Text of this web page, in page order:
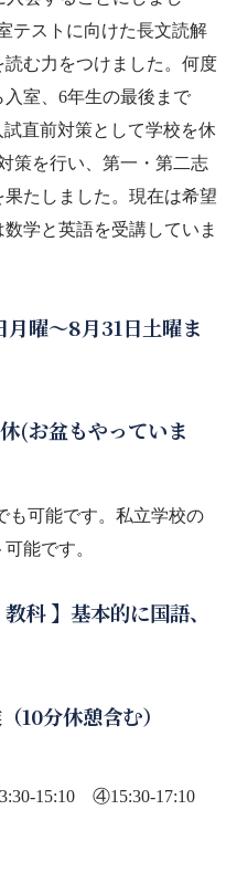
テストに向けた長文読解
む力をつけました。何度
室、6年生の最後まで
直前対策として学校を休
策を行い、第一・第二志
たしました。現在は希望
学と英語を受講していま
曜～8月31日土曜ま
(お盆もやっていま
可能です。私立学校の
能です。
科 】基本的に国語、
10分休憩含む）
15:10 ④15:30-17:10